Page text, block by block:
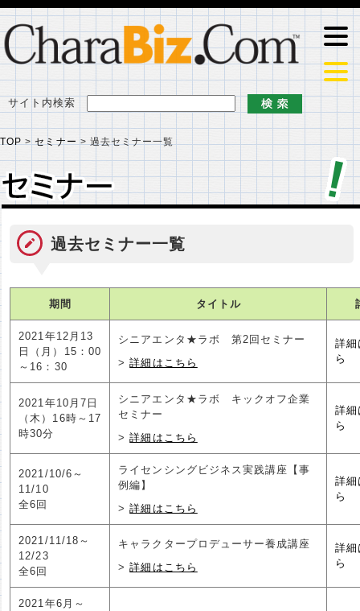
サイト内検索
TOP >セミナー > 過去セミナー一覧
セミナー
セミナー
過去セミナー一覧
期間 タイトル
2021年12月13
日（月）15：00
～16：30
シニアエンタ★ラボ 第2回セミナー
詳細はこちら
詳
ら
2021年10月7日
（木）16時～17
時30分
シニアエンタ★ラボ キックオフ企業
セミナー
詳細はこちら
詳
ら
2021/10/6～
11/10
全6回
ライセンシングビジネス実践講座【事
例編】
詳細はこちら
詳
ら
2021/11/18～
12/23
全6回
キャラクタープロデューサー養成講座
詳細はこちら
詳
ら
2021年6月～